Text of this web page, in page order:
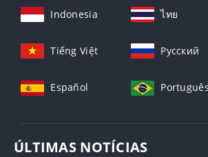
Indonesia ไทย
Tiếng Việt Русский
Español Português
ÚLTIMAS NOTÍCIAS